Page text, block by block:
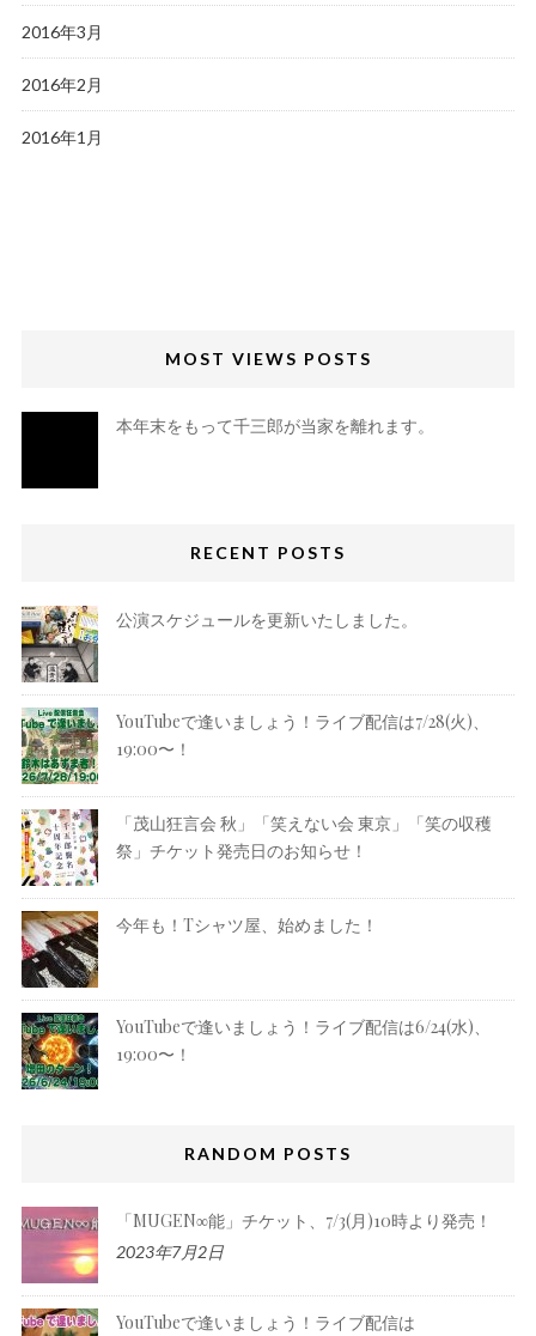
2016年3月
2016年2月
2016年1月
MOST VIEWS POSTS
本年末をもって千三郎が当家を離れます。
RECENT POSTS
公演スケジュールを更新いたしました。
YouTubeで逢いましょう！ライブ配信は7/28(火)、
19:00〜！
「茂山狂言会 秋」「笑えない会 東京」「笑の収穫
祭」チケット発売日のお知らせ！
今年も！Tシャツ屋、始めました！
YouTubeで逢いましょう！ライブ配信は6/24(水)、
19:00〜！
RANDOM POSTS
「MUGEN∞能」チケット、7/3(月)10時より発売！
2023年7月2日
YouTubeで逢いましょう！ライブ配信は